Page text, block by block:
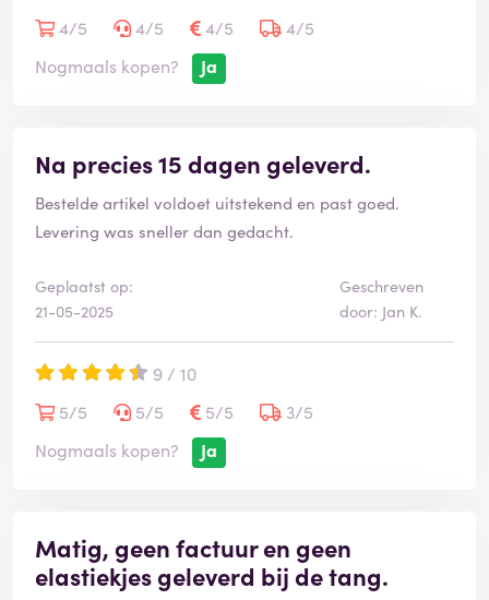
4/5
4/5 4/5
4/5
Nogmaals kopen?
Ja
Na precies 15 dagen geleverd.
Bestelde artikel voldoet uitstekend en past goed.
Levering was sneller dan gedacht.
Geplaatst op:
21-05-2025
Geschreven
door: Jan K.
9 / 10
5/5
5/5 5/5
3/5
Nogmaals kopen?
Ja
Matig, geen factuur en geen
elastiekjes geleverd bij de tang.